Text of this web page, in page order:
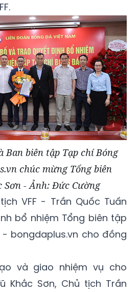
Ban biên tập Tạp chí Bóng
chúc mừng Tổng biên
Sơn - Ảnh: Đức Cường
VFF - Trần Quốc Tuấn
bổ nhiệm Tổng biên tập
bongdaplus.vn cho đồng
và giao nhiệm vụ cho
Khắc Sơn, Chủ tịch Trần